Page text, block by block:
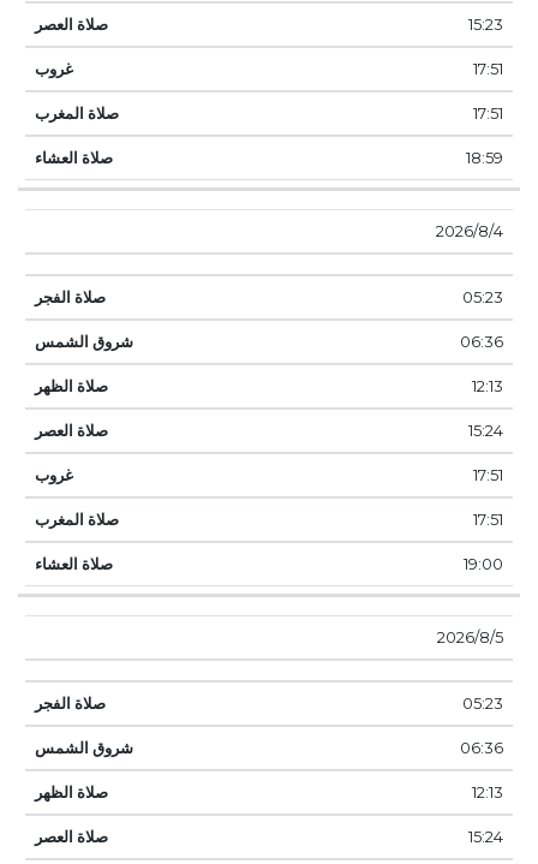
15:23
17:51
17:51
18:59
4‏‏/8‏‏/2026
05:23
06:36
12:13
15:24
17:51
17:51
19:00
5‏‏/8‏‏/2026
05:23
06:36
12:13
15:24